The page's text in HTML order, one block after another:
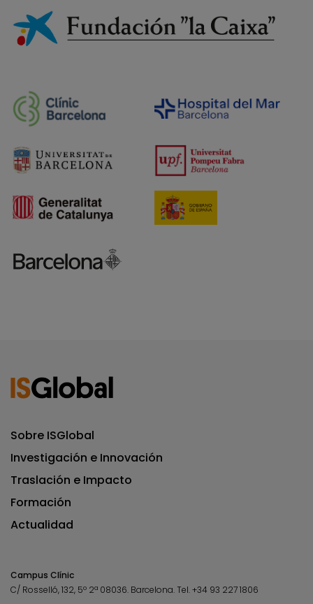
Sobre ISGlobal
Investigación e Innovación
Traslación e Impacto
Formación
Actualidad
Campus Clínic
C/ Rosselló, 132, 5º 2ª 08036. Barcelona.Tel.+34 93 227 1806